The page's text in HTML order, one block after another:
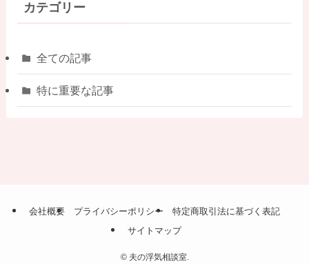
カテゴリー
全ての記事
特に重要な記事
会社概要 プライバシーポリシー
特定商取引法に基づく表記
サイトマップ
©夫の浮気相談室.